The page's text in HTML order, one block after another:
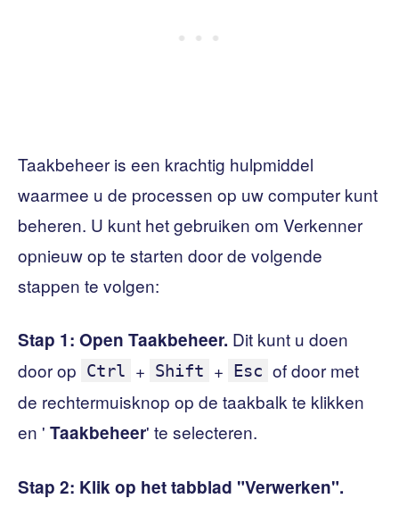
Taakbeheer is een krachtig hulpmiddel
waarmee u de processen op uw computer kunt
beheren. U kunt het gebruiken om Verkenner
opnieuw op te starten door de volgende
stappen te volgen:
Stap 1: Open Taakbeheer. Dit kunt u doen
door op Ctrl + Shift + Esc of door met
de rechtermuisknop op de taakbalk te klikken
en ' Taakbeheer' te selecteren.
Stap 2: Klik op het tabblad "Verwerken".